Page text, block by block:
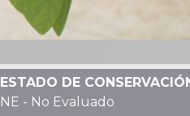
ESTADO DE
NE - No Evaluado